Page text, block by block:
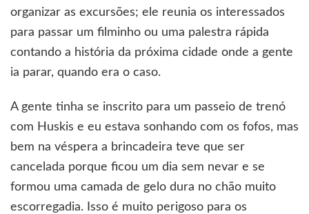
organizar as excursões; ele reunia os interessados
para passar um filminho ou uma palestra rápida
contando a história da próxima cidade onde a gente
ia parar, quando era o caso.
A gente tinha se inscrito para um passeio de trenó
com Huskis e eu estava sonhando com os fofos, mas
bem na véspera a brincadeira teve que ser
cancelada porque ficou um dia sem nevar e se
formou uma camada de gelo dura no chão muito
escorregadia. Isso é muito perigoso para os